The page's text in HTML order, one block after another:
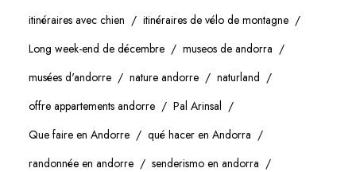
itinéraires avec chien
itinéraires de vélo de montagne
Long week-end de décembre
museos de andorra
musées d'andorre
nature andorre
naturland
offre appartements andorre
Pal Arinsal
Que faire en Andorre
qué hacer en Andorra
randonnée en andorre
senderismo en andorra